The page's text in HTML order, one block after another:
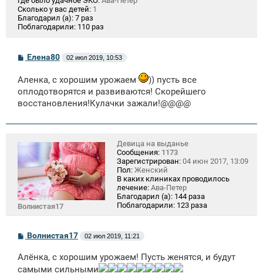
Сколько у вас детей: 1
Благодарил (а): 7 раз
Поблагодарили: 110 раз
С
о
б
щ
е
н
Елена80 02 июл 2019, 10:53
Аленка, с хорошим урожаем
)) пусть все
оплодотворятся и развиваются! Скорейшего
восстановления!Кулачки зажали!@@@@
Волнистая17
Девица на выданье
Сообщения: 1173
Зарегистрирован: 04 июн 2017, 13:09
Пол: Женский
В каких клиниках проводилось
лечение: Ава-Петер
Благодарил (а): 144 раза
Поблагодарили: 123 раза
С
о
б
щ
е
Волнистая17 02 июл 2019, 11:21
Алёнка, с хорошим урожаем! Пусть женятся, и будут
самыми сильными